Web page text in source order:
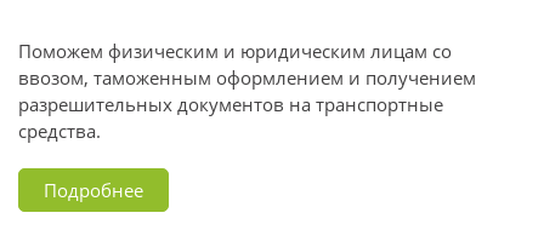
Поможем физическим и юридическим лицам со
ввозом, таможенным оформлением и получением
разрешительных документов на транспортные
средства.
Подробнее